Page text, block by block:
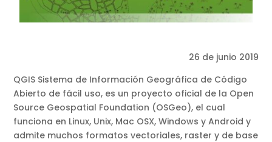
26 de junio 2019
QGIS Sistema de Información Geográfica de Código
Abierto de fácil uso, es un proyecto oficial de la Open
Source Geospatial Foundation (OSGeo), el cual
funciona en Linux, Unix, Mac OSX, Windows y Android y
admite muchos formatos vectoriales, raster y de base